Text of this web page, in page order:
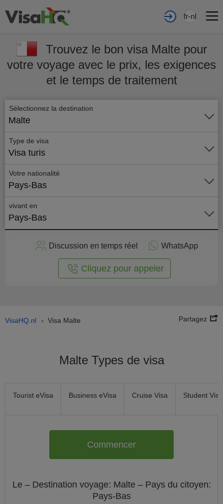
fr-nl
Trouvez le bon visa Malte pour
votre voyage avec le prix, les exigences
et le temps de traitement
Sélectionnez la destination
Malte
Type de visa
Visa turis
Votre nationalité
Pays-Bas
vivant en
Pays-Bas
Discussion en temps réel WhatsApp
Cliquez pour appeler
VisaHQ.nl › Visa Malte Partagez
Malte Types de visa
Tourist eVisa Business eVisa Cruise Visa Student Visa
Commencer
Le – Destination voyage: Malte – Pays du citoyen:
Pays-Bas